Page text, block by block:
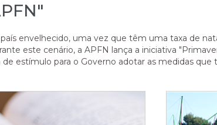
envelhecido, uma vez que têm uma taxa de
este cenário, a APFN lança a iniciativa
estímulo para o Governo adotar as medidas